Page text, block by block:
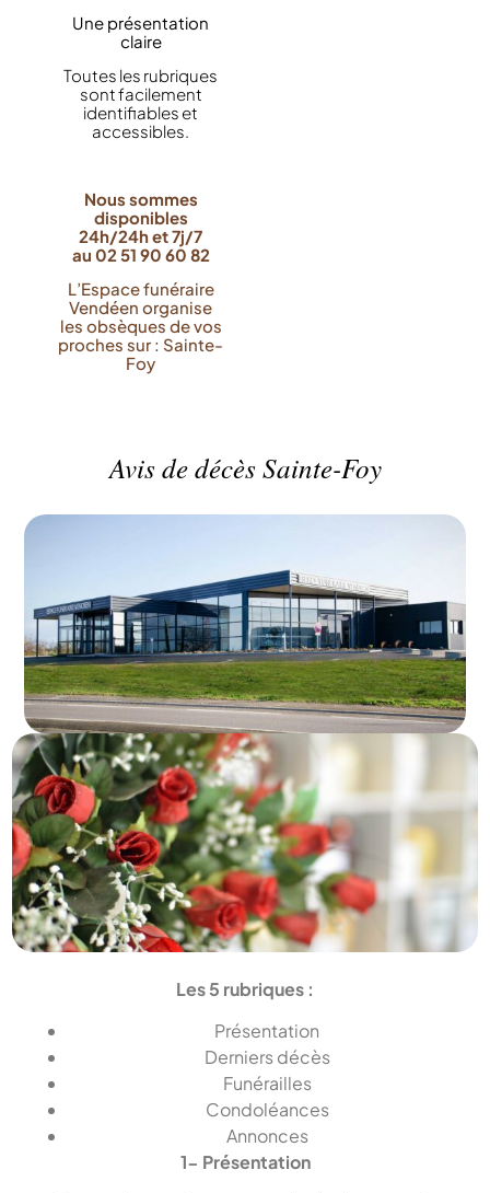
Une présentation
claire
Toutes les rubriques
sont facilement
identifiables et
accessibles.
Nous sommes
disponibles
24h/24h et 7j/7
au 02 51 90 60 82
L’Espace funéraire
Vendéen organise
les obsèques de vos
proches sur : Sainte-
Foy
Avis de décès Sainte-Foy
Les 5 rubriques :
Présentation
Derniers décès
Funérailles
Condoléances
Annonces
1- Présentation